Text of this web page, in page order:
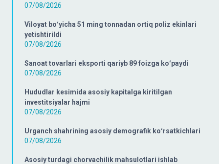
07/08/2026
Viloyat boʻyicha 51 ming tonnadan ortiq poliz ekinlari
yetishtirildi
07/08/2026
Sanoat tovarlari eksporti qariyb 89 foizga koʻpaydi
07/08/2026
Hududlar kesimida asosiy kapitalga kiritilgan
investitsiyalar hajmi
07/08/2026
Urganch shahrining asosiy demografik koʻrsatkichlari
07/08/2026
Asosiy turdagi chorvachilik mahsulotlari ishlab